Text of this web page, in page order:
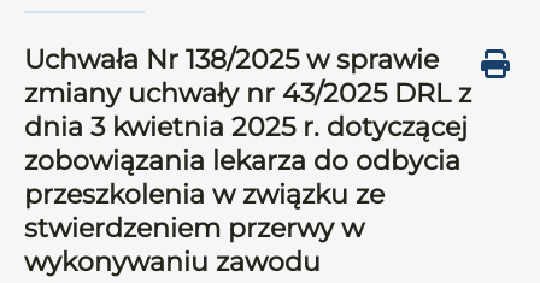
Uchwała Nr 138/2025 w sprawie
zmiany uchwały nr 43/2025 DRL z
dnia 3 kwietnia 2025 r. dotyczącej
zobowiązania lekarza do odbycia
przeszkolenia w związku ze
stwierdzeniem przerwy w
wykonywaniu zawodu